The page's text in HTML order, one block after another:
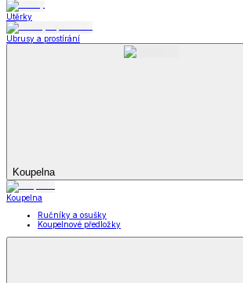
Utěrky
Ubrusy a prostírání
Koupelna
Koupelna
Ručníky a osušky
Koupelnové předložky